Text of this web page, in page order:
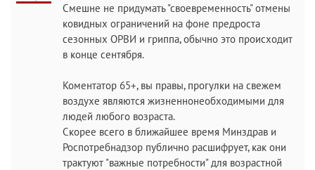
Смешне не придумать "своевременность" отмены
ковидных ограничений на фоне предроста
сезонных ОРВИ и гриппа, обычно это происходит
в конце сентября.
Коментатор 65+, вы правы, прогулки на свежем
воздухе являются жизненнонеобходимыми для
людей любого возраста.
Скорее всего в ближайшее время Минздрав и
Роспотребнадзор публично расшифрует, как они
трактуют "важные потребности" для возрастной